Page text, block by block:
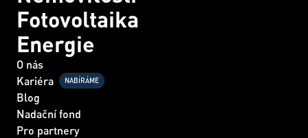
Fotovoltaika
Energie
O nás
Kariéra
NABÍRÁME
Blog
Nadační fond
Pro partnery